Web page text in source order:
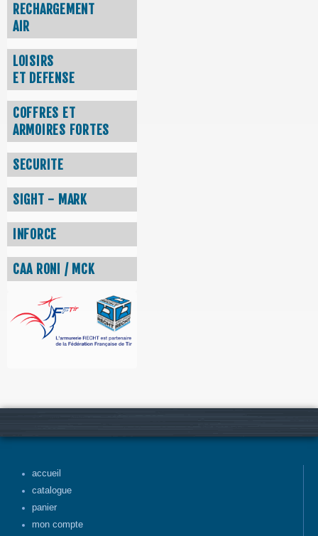
RECHARGEMENT
AIR
LOISIRS
ET DEFENSE
COFFRES ET
ARMOIRES FORTES
SECURITE
SIGHT - MARK
INFORCE
CAA RONI / MCK
accueil
catalogue
panier
mon compte